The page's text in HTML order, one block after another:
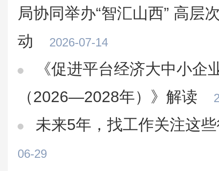
局协同举办“智汇山西” 高层
动
2026-07-14
《促进平台经济大中小企
（2026—2028年）》解读
未来5年，找工作关注这
06-29